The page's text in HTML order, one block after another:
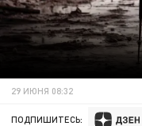
29 ИЮНЯ 08:32
ПОДПИШИТЕСЬ: